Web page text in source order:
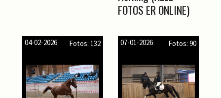
FOTOS ER ONLINE)
04-02-2026 Fotos: 132 07-01-2026 Fotos: 90